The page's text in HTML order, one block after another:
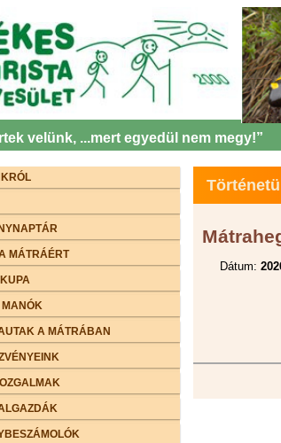
velünk, ...mert egyedül nem megy!”
MÁTRÁÉRT
A MÁTRÁBAN
Dátum: